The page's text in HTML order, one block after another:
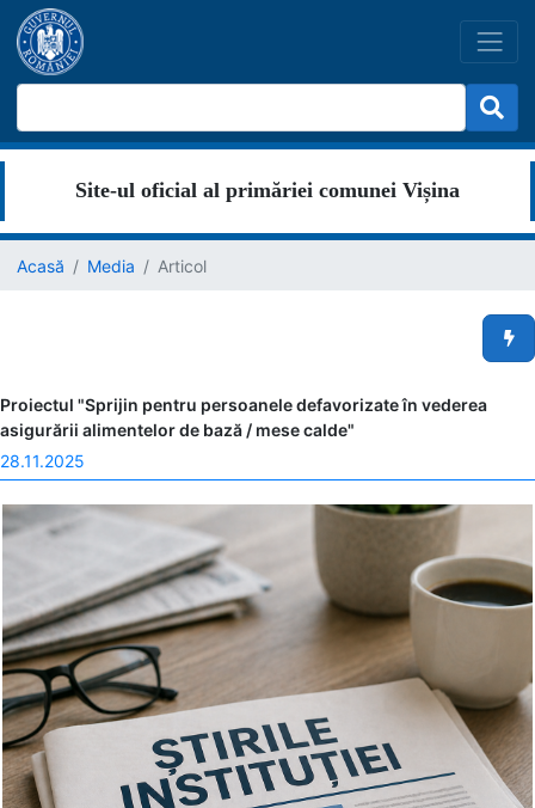
Site-ul oficial al primăriei comunei Vișina
Acasă Media Articol
Proiectul "Sprijin pentru persoanele defavorizate în vederea
asigurării alimentelor de bază / mese calde"
28.11.2025